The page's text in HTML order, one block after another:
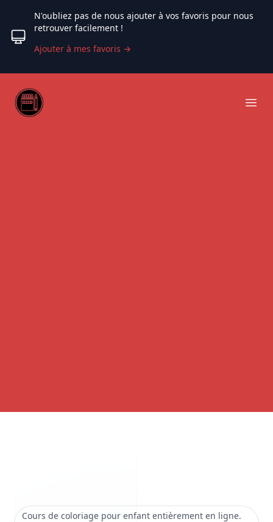
N'oubliez pas de nous ajouter à vos favoris pour nous
retrouver facilement !
Ajouter à mes favoris →
Web coloriage
Cours de coloriage pour enfant entièrement en ligne.